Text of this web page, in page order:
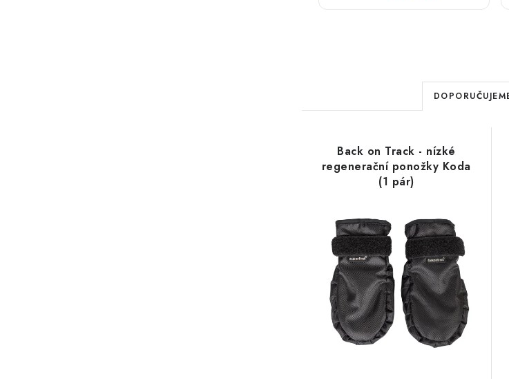
Ř
a
z
e
í
p
r
o
d
u
Back on Track - nízké
regenerační ponožky Koda
(1 pár)